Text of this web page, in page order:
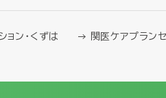
ン・くずは 関医ケアプラン